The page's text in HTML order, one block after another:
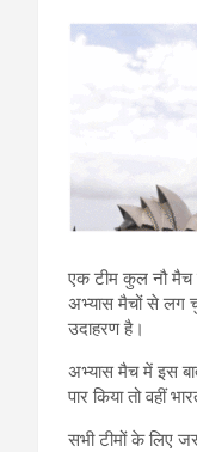
एक टीम कुल नौ मैच
अभ्यास मैचों से लग
उदाहरण है।
अभ्यास मैच में इस
पार किया तो वहीं
सभी टीमों के लिए